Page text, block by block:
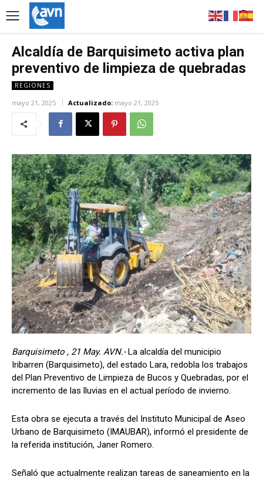
Alcaldía de Barquisimeto activa plan
preventivo de limpieza de quebradas
REGIONES
mayo 21, 2025 Actualizado: mayo 21, 2025
Barquisimeto , 21 May. AVN.-La alcaldía del municipio
Iribarren (Barquisimeto), del estado Lara, redobla los trabajos
del Plan Preventivo de Limpieza de Bucos y Quebradas, por el
incremento de las lluvias en el actual período de invierno.
Esta obra se ejecuta a través del Instituto Municipal de Aseo
Urbano de Barquisimeto (IMAUBAR), informó el presidente de
la referida institución, Janer Romero.
Señaló que actualmente realizan tareas de saneamiento en la